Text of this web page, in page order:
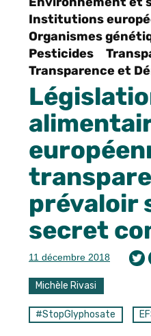
Institutions
Organismes
Pesticides
Transparence et
prévaloir
secret
11 décembre 2018
Michèle Rivasi
#StopGlyphosate